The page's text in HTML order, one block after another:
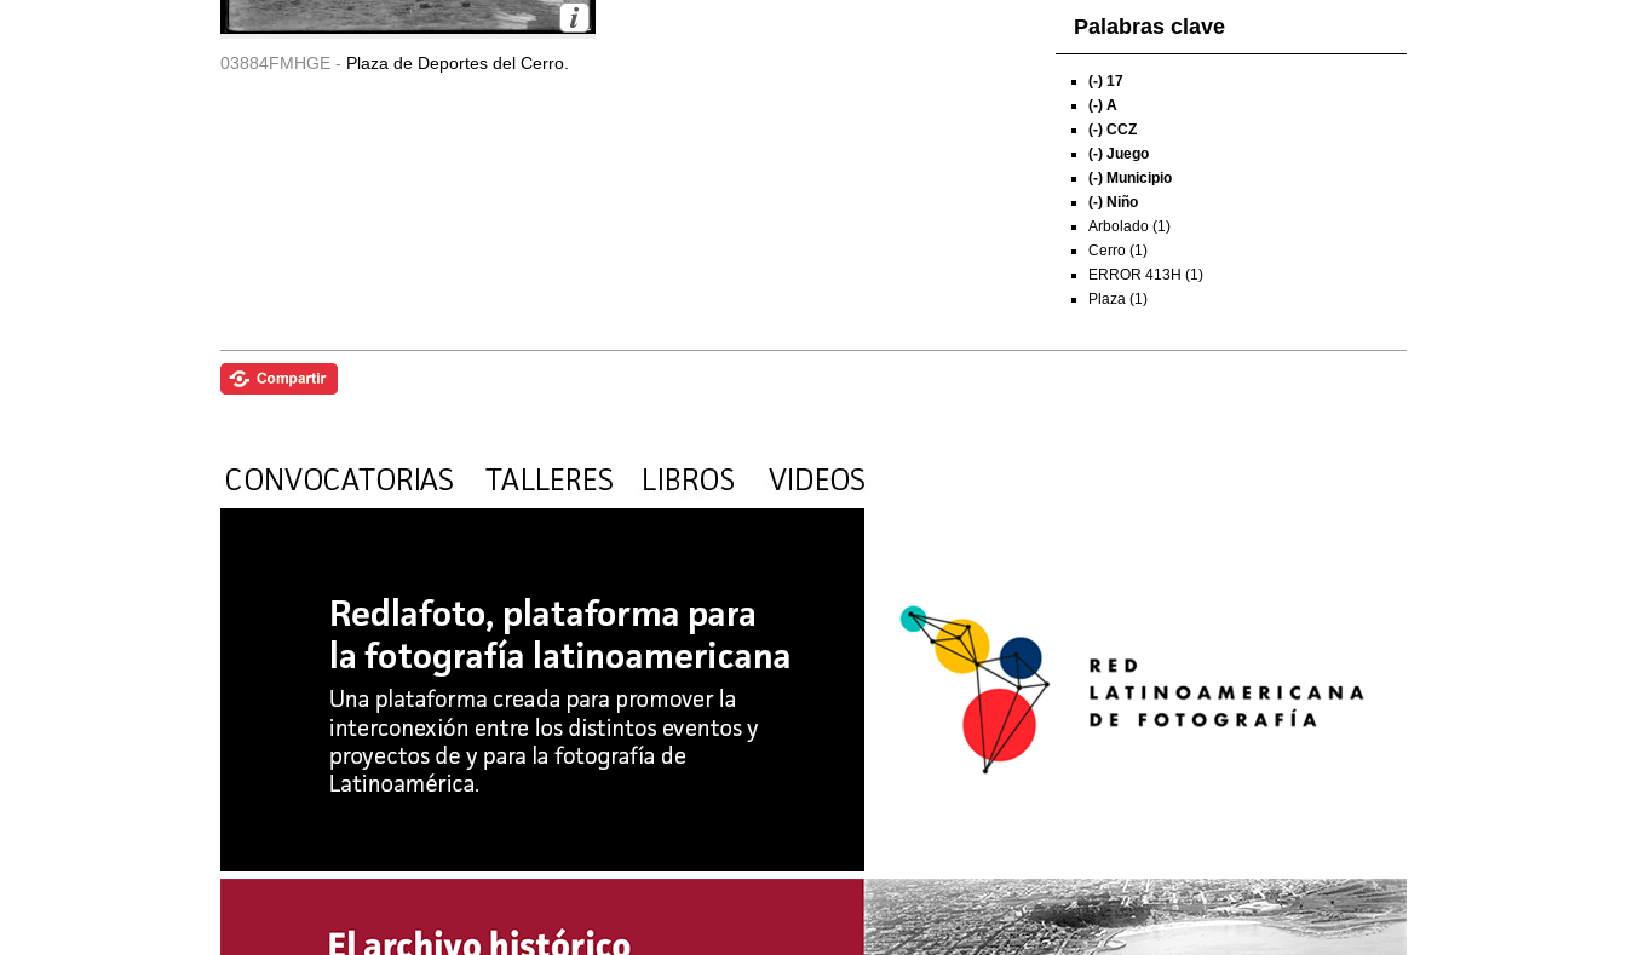
03884FMHGE - Plaza de Deportes del Cerro.
Palabras clave
(-) 17
(-) A
(-) CCZ
(-) Juego
(-) Municipio
(-) Niño
Arbolado (1)
Cerro (1)
ERROR 413H (1)
Plaza (1)